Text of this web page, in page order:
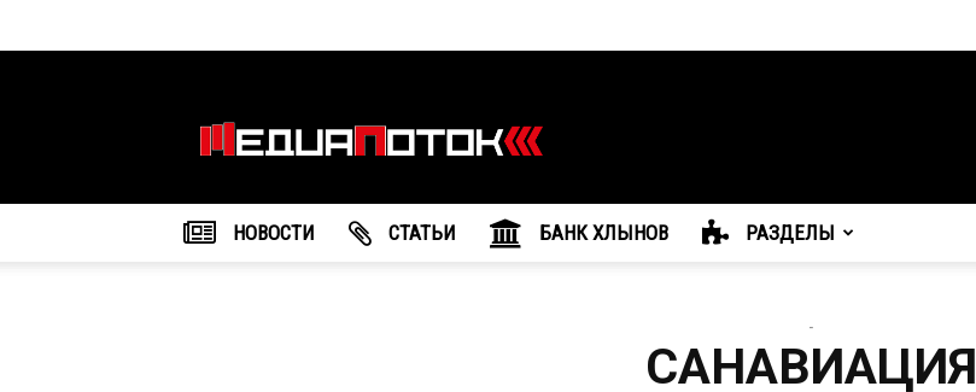
агентство
"МедиаПоток"
НОВОСТИ CТАТЬИ БАНК ХЛЫНОВ РАЗДЕЛЫ
-
САНАВИАЦИЯ